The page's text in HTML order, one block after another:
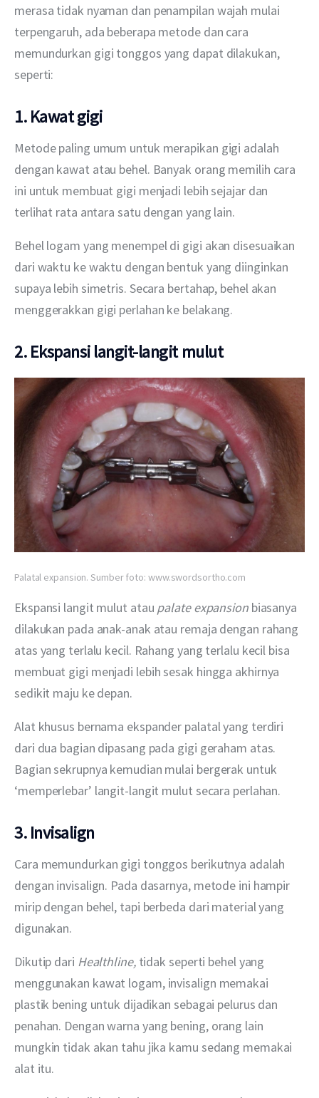
merasa tidak nyaman dan penampilan wajah mulai
terpengaruh, ada beberapa metode dan cara
memundurkan gigi tonggos yang dapat dilakukan,
seperti:
1. Kawat gigi
Metode paling umum untuk merapikan gigi adalah
dengan kawat atau behel. Banyak orang memilih cara
ini untuk membuat gigi menjadi lebih sejajar dan
terlihat rata antara satu dengan yang lain.
Behel logam yang menempel di gigi akan disesuaikan
dari waktu ke waktu dengan bentuk yang diinginkan
supaya lebih simetris. Secara bertahap, behel akan
menggerakkan gigi perlahan ke belakang.
2. Ekspansi langit-langit mulut
Palatal expansion. Sumber foto: www.swordsortho.com
Ekspansi langit mulut atau palate expansion biasanya
dilakukan pada anak-anak atau remaja dengan rahang
atas yang terlalu kecil. Rahang yang terlalu kecil bisa
membuat gigi menjadi lebih sesak hingga akhirnya
sedikit maju ke depan.
Alat khusus bernama ekspander palatal yang terdiri
dari dua bagian dipasang pada gigi geraham atas.
Bagian sekrupnya kemudian mulai bergerak untuk
‘memperlebar’ langit-langit mulut secara perlahan.
3. Invisalign
Cara memundurkan gigi tonggos berikutnya adalah
dengan invisalign. Pada dasarnya, metode ini hampir
mirip dengan behel, tapi berbeda dari material yang
digunakan.
Dikutip dari Healthline, tidak seperti behel yang
menggunakan kawat logam, invisalign memakai
plastik bening untuk dijadikan sebagai pelurus dan
penahan. Dengan warna yang bening, orang lain
mungkin tidak akan tahu jika kamu sedang memakai
alat itu.